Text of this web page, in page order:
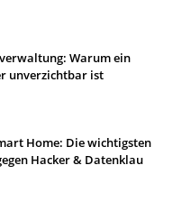
Warum ein
unverzichtbar ist
Home: Die wichtigsten
Hacker & Datenklau